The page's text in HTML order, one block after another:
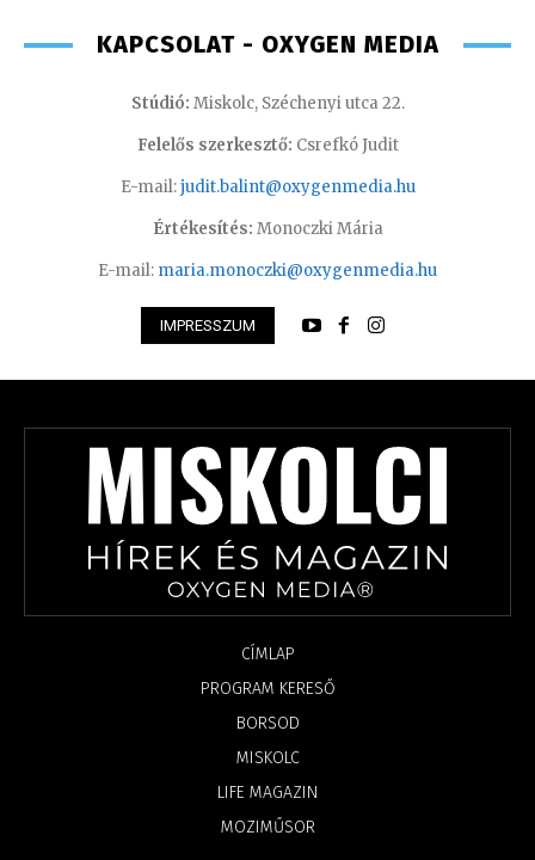
KAPCSOLAT - OXYGEN MEDIA
Stúdió: Miskolc, Széchenyi utca 22.
Felelős szerkesztő: Csrefkó Judit
E-mail:judit.balint@oxygenmedia.hu
Értékesítés: Monoczki Mária
E-mail: maria.monoczki@oxygenmedia.hu
IMPRESSZUM
CÍMLAP
PROGRAM KERESŐ
BORSOD
MISKOLC
LIFE MAGAZIN
MOZIMŰSOR